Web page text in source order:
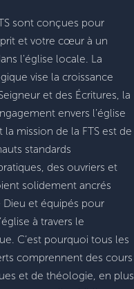
sont conçues pour
et votre cœur à un
l'église locale. La
vise la croissance
et des Écritures, la
envers l’église
la mission de la FTS est de
standards
des ouvriers et
solidement ancrés
Dieu et équipés pour
à travers le
C’est pourquoi tous les
comprennent des cours
et de théologie, en plus